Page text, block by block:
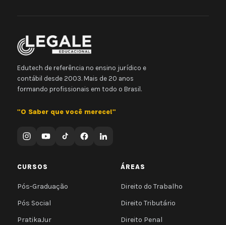
Edutech de referência no ensino jurídico e
contábil desde 2003. Mais de 20 anos
formando profissionais em todo o Brasil.
"O Saber que você merece!"
CURSOS
Pós-Graduação
Pós Social
PratikaJur
ÁREAS
Direito do Trabalho
Direito Tributário
Direito Penal